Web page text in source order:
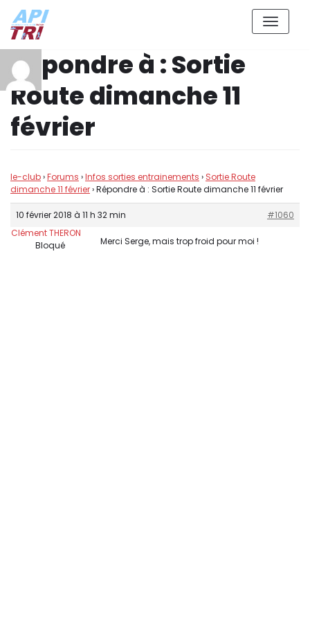
Aller
contenu
Répondre à : Sortie
Route dimanche 11
février
le-club›Forums ›Infos sorties entrainements › Sortie Route
dimanche 11 février›Répondre à : Sortie Route dimanche 11 février
10 février 2018 à 11 h 32 min
#1060
Clément THERON
Bloqué
Merci Serge, mais trop froid pour moi !